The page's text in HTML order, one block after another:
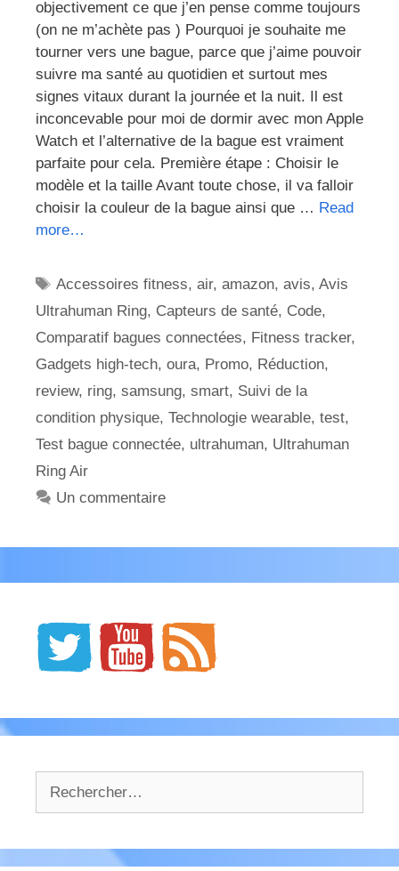
objectivement ce que j’en pense comme toujours
(on ne m’achète pas ) Pourquoi je souhaite me
tourner vers une bague, parce que j’aime pouvoir
suivre ma santé au quotidien et surtout mes
signes vitaux durant la journée et la nuit. Il est
inconcevable pour moi de dormir avec mon Apple
Watch et l’alternative de la bague est vraiment
parfaite pour cela. Première étape : Choisir le
modèle et la taille Avant toute chose, il va falloir
choisir la couleur de la bague ainsi que … Read
more…
Étiquettes
Accessoires fitness,air,amazon,avis,Avis
Ultrahuman Ring, Capteurs de santé, Code,
Comparatif bagues connectées, Fitness tracker,
Gadgets high-tech, oura, Promo, Réduction,
review, ring, samsung, smart, Suivi de la
condition physique, Technologie wearable, test,
Test bague connectée, ultrahuman, Ultrahuman
Ring Air
Un commentaire